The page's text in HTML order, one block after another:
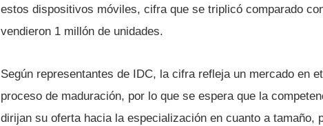
estos dispositivos móviles, cifra que se triplicó comparado
vendieron 1 millón de unidades.
Según representantes de IDC, la cifra refleja un mercado en
proceso de maduración, por lo que se espera que la
dirijan su oferta hacia la especialización en cuanto a tamaño,